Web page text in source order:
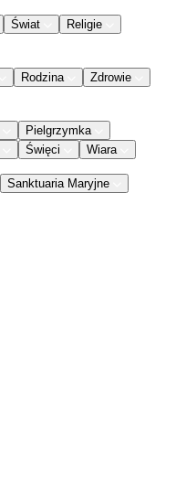
Świat
Religie
Rodzina
Zdrowie
Pielgrzymka
Święci Wiara
Sanktuaria Maryjne